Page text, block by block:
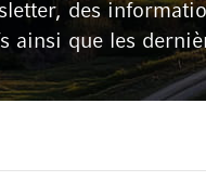
des
ainsi que les